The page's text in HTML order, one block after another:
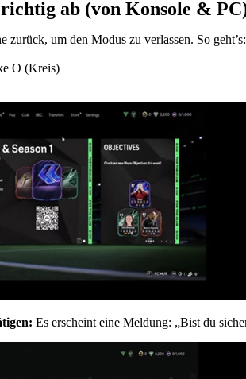
ab (von Konsole &
zurück, um den Modus zu verlassen. So geht’s:
O (Kreis)
Es erscheint eine Meldung: „Bist du